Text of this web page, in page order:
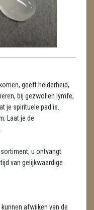
geeft helderheid,
bij gezwollen lymfe,
je spirituele pad is.
Laat je de
u ontvangt
van gelijkwaardige
afwijken van de